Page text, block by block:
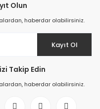
Olun
haberdar olabilirsiniz.
Kayıt Ol
Takip Edin
haberdar olabilirsiniz.